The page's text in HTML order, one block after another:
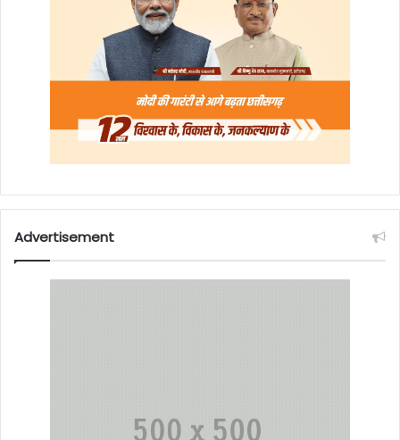
Advertisement